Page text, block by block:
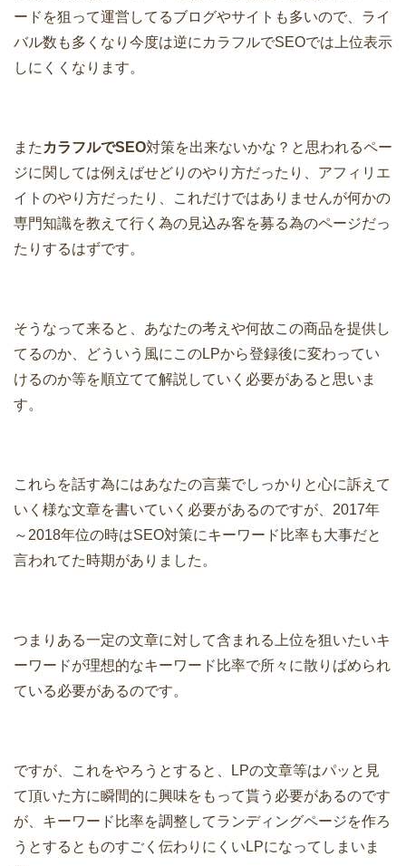
ードを狙って運営してるブログやサイトも多いので、ライ
バル数も多くなり今度は逆にカラフルでSEOでは上位表示
しにくくなります。
また カラフルでSEO対策を出来ないかな？と思われるペー
ジに関しては例えばせどりのやり方だったり、アフィリエ
イトのやり方だったり、これだけではありませんが何かの
専門知識を教えて行く為の見込み客を募る為のページだっ
たりするはずです。
そうなって来ると、あなたの考えや何故この商品を提供し
てるのか、どういう風にこのLPから登録後に変わってい
けるのか等を順立てて解説していく必要があると思いま
す。
これらを話す為にはあなたの言葉でしっかりと心に訴えて
いく様な文章を書いていく必要があるのですが、2017年
～2018年位の時はSEO対策にキーワード比率も大事だと
言われてた時期がありました。
つまりある一定の文章に対して含まれる上位を狙いたいキ
ーワードが理想的なキーワード比率で所々に散りばめられ
ている必要があるのです。
ですが、これをやろうとすると、LPの文章等はパッと見
て頂いた方に瞬間的に興味をもって貰う必要があるのです
が、キーワード比率を調整してランディングページを作ろ
うとするとものすごく伝わりにくいLPになってしまいま